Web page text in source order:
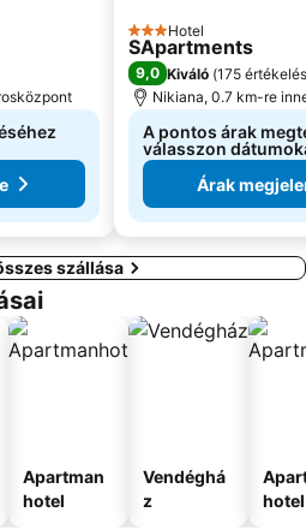
3 Kategória
Hotel
SApartments
9,0 Kiváló (175 értékelés
Nikiana, 0.7 km-re
A pontos árak
válasszon
Árak
szállása
Apartman
hotel
Vendéghá
z
hotel